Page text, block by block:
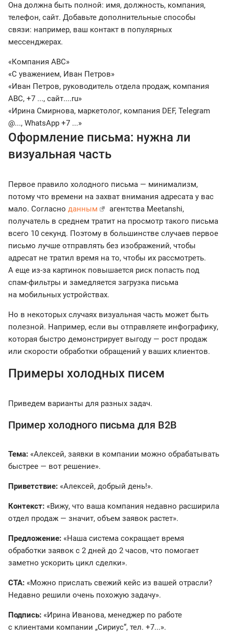
Она должна быть полной: имя, должность, компания,
телефон, сайт. Добавьте дополнительные способы
связи: например, ваш контакт в популярных
мессенджерах.
«Компания ABC»
«С уважением, Иван Петров»
«Иван Петров, руководитель отдела продаж, компания
ABC, +7 ..., сайт....ru»
«Ирина Смирнова, маркетолог, компания DEF, Telegram
@..., WhatsApp +7 ...»
Оформление письма: нужна ли
визуальная часть
Первое правило холодного письма — минимализм,
потому что времени на захват внимания адресата у вас
мало. Согласно данным
агентства Meetanshi,
получатель в среднем тратит на просмотр такого письма
всего 10 секунд. Поэтому в большинстве случаев первое
письмо лучше отправлять без изображений, чтобы
адресат не тратил время на то, чтобы их рассмотреть.
А еще из-за картинок повышается риск попасть под
спам-фильтры и замедляется загрузка письма
на мобильных устройствах.
Но в некоторых случаях визуальная часть может быть
полезной. Например, если вы отправляете инфографику,
которая быстро демонстрирует выгоду — рост продаж
или скорости обработки обращений у ваших клиентов.
Примеры холодных писем
Приведем варианты для разных задач.
Пример холодного письма для B2B
Тема: «Алексей, заявки в компании можно обрабатывать
быстрее — вот решение».
Приветствие: «Алексей, добрый день!».
Контекст: «Вижу, что ваша компания недавно расширила
отдел продаж — значит, объем заявок растет».
Предложение: «Наша система сокращает время
обработки заявок с 2 дней до 2 часов, что помогает
заметно ускорить цикл сделки».
CTA: «Можно прислать свежий кейс из вашей отрасли?
Недавно решили очень похожую задачу».
Подпись: «Ирина Иванова, менеджер по работе
с клиентами компании „Сириус“, тел. +7...».